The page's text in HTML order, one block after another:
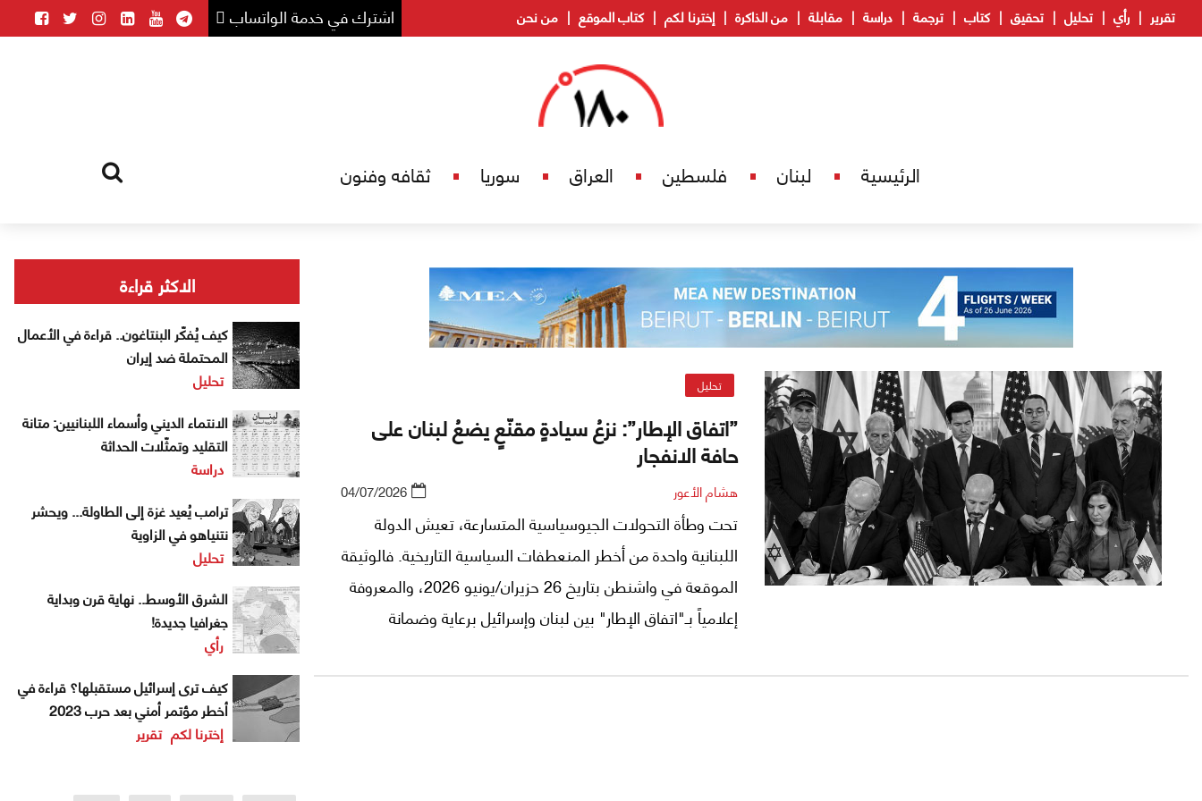
اشترك في خدمة الواتساب تقرير رأي تحليل تحقيق كتاب ترجمة دراسة مقابلة من الذاكرة إخترنا لكم كتاب الموقع من نحن
الرئيسية لبنان فلسطين العراق سوريا ثقافه وفنون
تحليل
​”اتفاق الإطار”: نزعُ سيادةٍ مقنّعٍ يضعُ لبنان على
حافة الانفجار
هشام الأعور 04/07/2026
​تحت وطأة التحولات الجيوسياسية المتسارعة، تعيش الدولة
اللبنانية واحدة من أخطر المنعطفات السياسية التاريخية. فالوثيقة
الموقعة في واشنطن بتاريخ 26 حزيران/يونيو 2026، والمعروفة
إعلامياً بـ"اتفاق الإطار" بين لبنان وإسرائيل برعاية وضمانة
وثيقة بالغة الخطورة تؤسس لالتزامات دولية مجحفة تمس جوهر
الاكثر قراءة
كيف يُفكّر البنتاغون.. قراءة في الأعمال
المحتملة ضد إيران
تحليل
الانتماء الديني وأسماء اللبنانيين: متانة
التقليد وتمثّلات الحداثة
دراسة
ترامب يُعيد غزة إلى الطاولة... ويحشر
نتنياهو في الزاوية
تحليل
الشرق الأوسط.. نهاية قرن وبداية
جغرافيا جديدة!
رأي
كيف ترى إسرائيل مستقبلها؟ قراءة في
أخطر مؤتمر أمني بعد حرب 2023
إخترنا لكم تقرير